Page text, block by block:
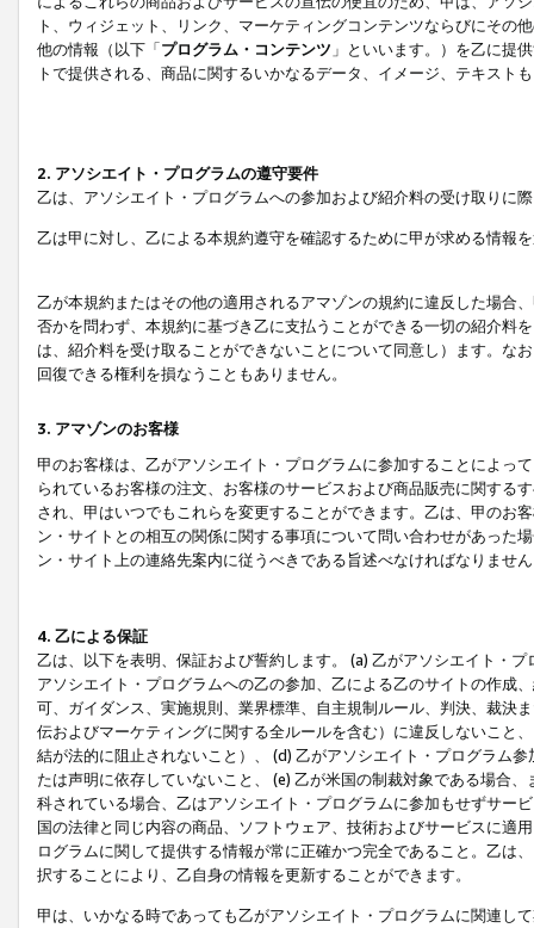
ト、ウィジェット、リンク、マーケティングコンテンツならびにその
他の情報（以下「プログラム・コンテンツ 」といいます。）を乙に提
トで提供される、商品に関するいかなるデータ、イメージ、テキス
2. アソシエイト・プログラムの遵守要件
乙は、アソシエイト・プログラムへの参加および紹介料の受け取りに
乙は甲に対し、乙による本規約遵守を確認するために甲が求める情報
乙が本規約またはその他の適用されるアマゾンの規約に違反した場合
否かを問わず、本規約に基づき乙に支払うことができる一切の紹介料
は、紹介料を受け取ることができないことについて同意し）ます。な
回復できる権利を損なうこともありません。
3. アマゾンのお客様
甲のお客様は、乙がアソシエイト・プログラムに参加することによっ
られているお客様の注文、お客様のサービスおよび商品販売に関する
され、甲はいつでもこれらを変更することができます。乙は、甲のお
ン・サイトとの相互の関係に関する事項について問い合わせがあった
ン・サイト上の連絡先案内に従うべきである旨述べなければなりませ
4. 乙による保証
乙は、以下を表明、保証および誓約します。 (a) 乙がアソシエイト・
アソシエイト・プログラムへの乙の参加、乙による乙のサイトの作成
可、ガイダンス、実施規則、業界標準、自主規制ルール、判決、裁決
伝およびマーケティングに関する全ルールを含む）に違反しないこと
結が法的に阻止されないこと）、 (d) 乙がアソシエイト・プログラム
たは声明に依存していないこと、 (e) 乙が米国の制裁対象である場合
科されている場合、乙はアソシエイト・プログラムに参加もせずサー
国の法律と同じ内容の商品、ソフトウェア、技術およびサービスに適
ログラムに関して提供する情報が常に正確かつ完全であること。乙は
択することにより、乙自身の情報を更新することができます。
甲は、いかなる時であっても乙がアソシエイト・プログラムに関連し